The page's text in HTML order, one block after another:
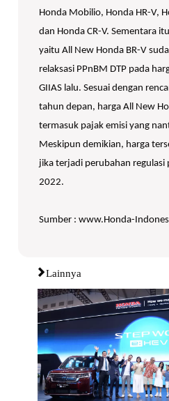
Honda Mobilio, Honda HR-V,
dan Honda CR-V. Sementara
yaitu All New Honda BR-V
relaksasi PPnBM DTP pada
GIIAS lalu. Sesuai dengan
tahun depan, harga All New
termasuk pajak emisi yang
Meskipun demikian, harga
jika terjadi perubahan regulasi
2022.
Sumber : www.Honda-
Lainnya